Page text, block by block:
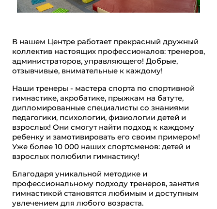
В нашем Центре работает прекрасный дружный
коллектив настоящих профессионалов: тренеров,
администраторов, управляющего! Добрые,
отзывчивые, внимательные к каждому!
Наши тренеры - мастера спорта по спортивной
гимнастике, акробатике, прыжкам на батуте,
дипломированные специалисты со знаниями
педагогики, психологии, физиологии детей и
взрослых! Они смогут найти подход к каждому
ребенку и замотивировать его своим примером!
Уже более 10 000 наших спортсменов: детей и
взрослых полюбили гимнастику!
Благодаря уникальной методике и
профессиональному подходу тренеров, занятия
гимнастикой становятся любимым и доступным
увлечением для любого возраста.